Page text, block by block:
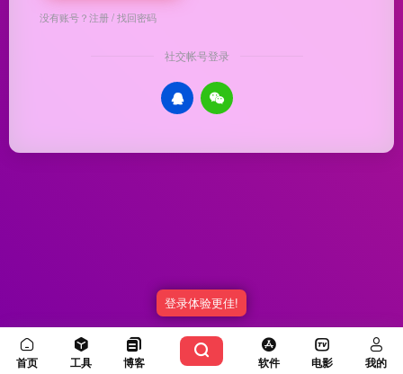
没有账号？注册/找回密码
社交帐号登录
Copyright © 2026 优渥导航 冀ICP备20003336号-5由 OneNav强力驱动
首页 工具 博客 软件 电影 我的
登录体验更佳!